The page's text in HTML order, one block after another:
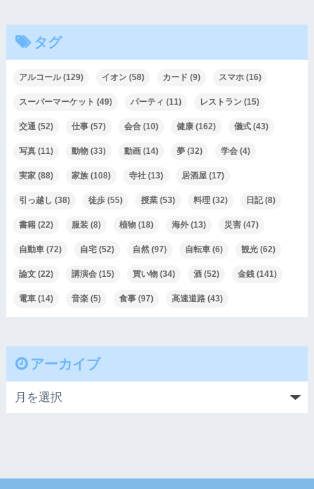
タグ
アルコール(129) イオン(58) カード (9) スマホ(16)
スーパーマーケット (49) パーティ (11) レストラン(15)
交通(52) 仕事(57) 会合(10) 健康(162) 儀式(43)
写真(11) 動物(33) 動画(14) 夢(32) 学会(4)
実家(88) 家族(108) 寺社(13) 居酒屋(17)
引っ越し (38) 徒歩(55) 授業(53) 料理(32) 日記(8)
書籍(22) 服装(8) 植物(18) 海外(13) 災害(47)
自動車(72) 自宅(52) 自然(97) 自転車(6) 観光(62)
論文(22) 講演会(15) 買い物(34) 酒(52) 金銭(141)
電車(14) 音楽(5) 食事(97) 高速道路(43)
アーカイブ